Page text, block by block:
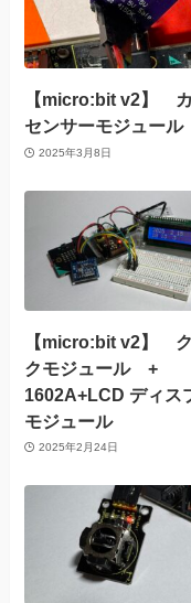
【micro:bit v2】
センサーモジュール
2025年3月8日
【micro:bit v2】
クモジュール +
1602A+LCD ディス
モジュール
2025年2月24日